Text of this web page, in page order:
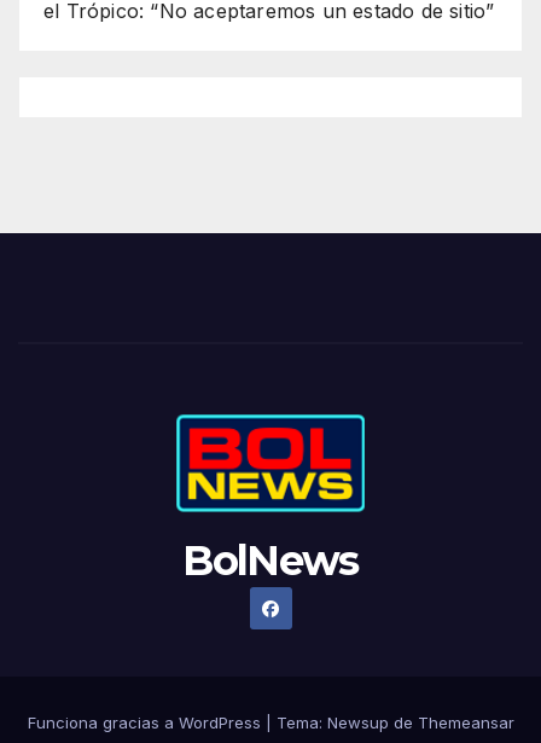
el Trópico: “No aceptaremos un estado de sitio”
BolNews
Funciona gracias a WordPress Tema: Newsup de Themeansar